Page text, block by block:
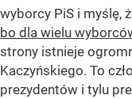
wyborcy PiS i myślę,
bo dla wielu
strony istnieje
Kaczyńskiego. To
prezydentów i tylu